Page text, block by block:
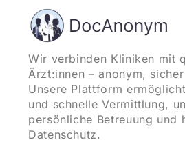
Wir verbinden Kliniken mit
Ärzt:innen – anonym,
Unsere Plattform
und schnelle Vermittlung,
persönliche Betreuung und
Datenschutz.